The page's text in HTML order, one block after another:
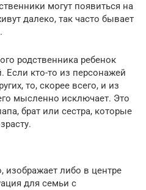
могут появиться на
далеко, так часто бывает
родственника ребенок
Если кто-то из персонажей
то, скорее всего, и из
мысленно исключает. Это
брат или сестра, которые
изображает либо в центре
для семьи с